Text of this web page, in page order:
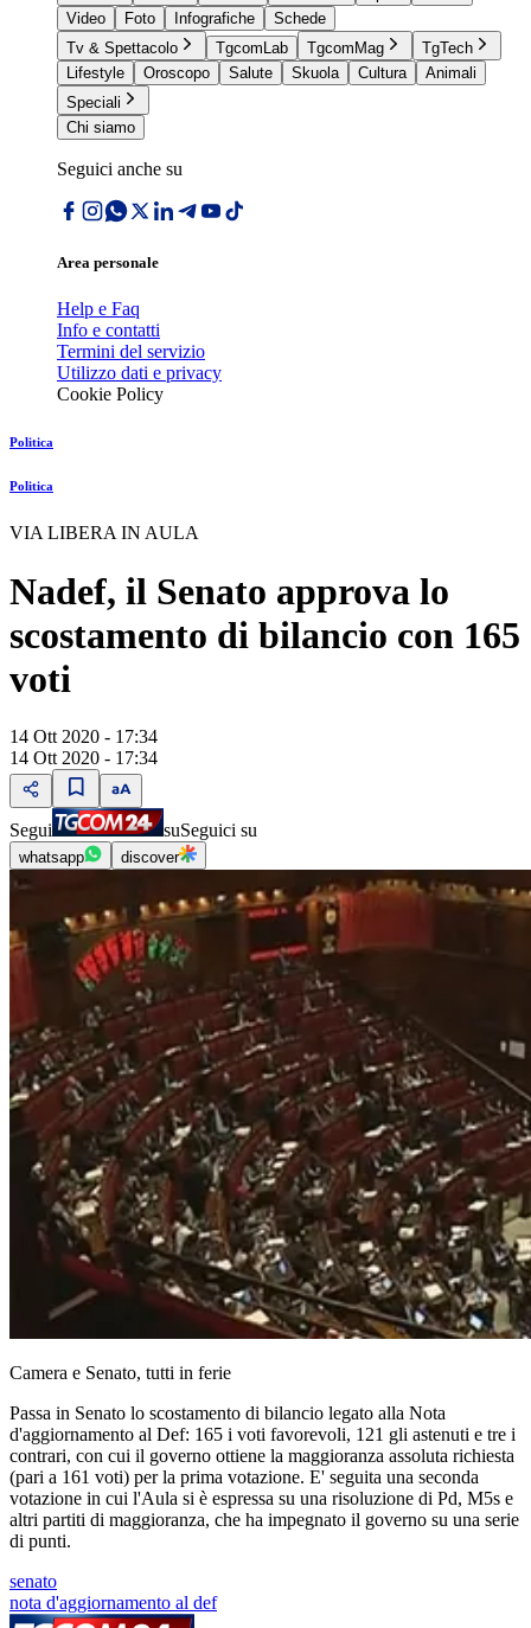
Video
Foto Infografiche
Schede
Tv & Spettacolo
TgcomLab TgcomMag
TgTech
Lifestyle
Oroscopo Salute Skuola Cultura
Animali
Speciali
Chi siamo
Seguici anche su
Area personale
Help e Faq
Info e contatti
Termini del servizio
Utilizzo dati e privacy
Cookie Policy
Politica
Politica
VIA LIBERA IN AULA
Nadef, il Senato approva lo
scostamento di bilancio con 165
voti
14 Ott 2020 - 17:34
14 Ott 2020 - 17:34
Segui suSeguici su
whatsapp discover
Camera e Senato, tutti in ferie
Passa in Senato lo scostamento di bilancio legato alla Nota
d'aggiornamento al Def: 165 i voti favorevoli, 121 gli astenuti e tre i
contrari, con cui il governo ottiene la maggioranza assoluta richiesta
(pari a 161 voti) per la prima votazione. E' seguita una seconda
votazione in cui l'Aula si è espressa su una risoluzione di Pd, M5s e
altri partiti di maggioranza, che ha impegnato il governo su una serie
di punti.
senato
nota d'aggiornamento al def